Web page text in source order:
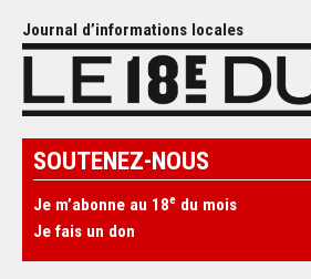
Journal d’informations locales
SOUTENEZ-NOUS
Je m’abonne au 18e du mois
Je fais un don